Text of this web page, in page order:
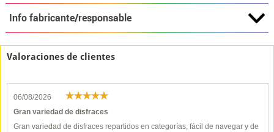
Info fabricante/responsable
Valoraciones de clientes
06/08/2026
Gran variedad de disfraces
Gran variedad de disfraces repartidos en categorías, fácil de navegar y de